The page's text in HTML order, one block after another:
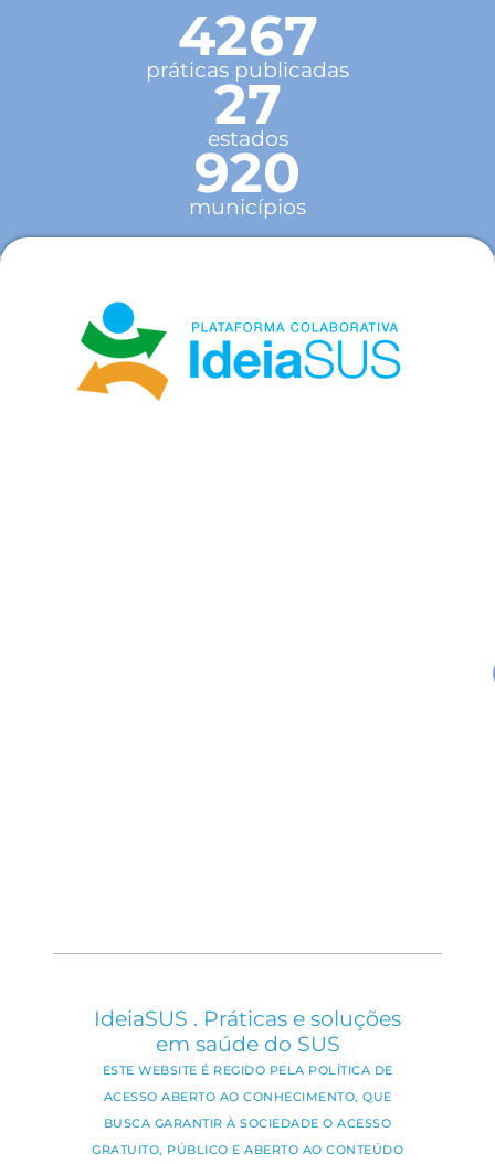
4267
práticas publicadas
27
estados
920
municípios
IdeiaSUS . Práticas e soluções
em saúde do SUS
ESTE WEBSITE É REGIDO PELA POLÍTICA DE
ACESSO ABERTO AO CONHECIMENTO, QUE
BUSCA GARANTIR À SOCIEDADE O ACESSO
GRATUITO, PÚBLICO E ABERTO AO CONTEÚDO